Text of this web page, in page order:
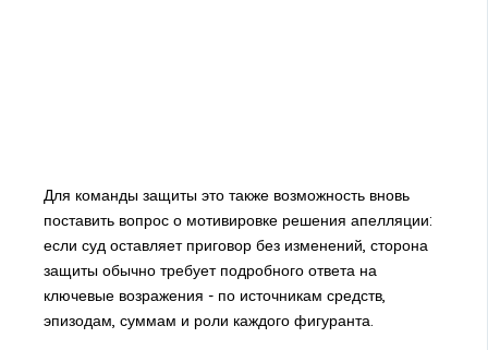
Для команды защиты это также возможность вновь
поставить вопрос о мотивировке решения апелляции:
если суд оставляет приговор без изменений, сторона
защиты обычно требует подробного ответа на
ключевые возражения - по источникам средств,
эпизодам, суммам и роли каждого фигуранта.